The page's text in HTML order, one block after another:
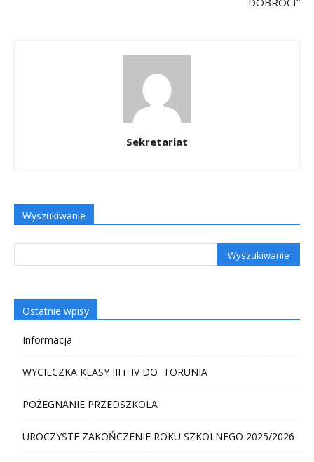
Sekretariat
Wyszukiwanie
Ostatnie wpisy
Informacja
WYCIECZKA KLASY III i IV DO TORUNIA
POŻEGNANIE PRZEDSZKOLA
UROCZYSTE ZAKOŃCZENIE ROKU SZKOLNEGO 2025/2026